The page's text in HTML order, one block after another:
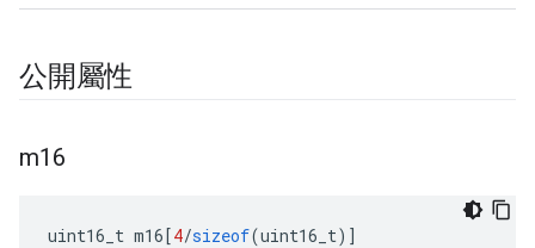
公開屬性
m16
uint16_t m16[4/sizeof(uint16_t)]